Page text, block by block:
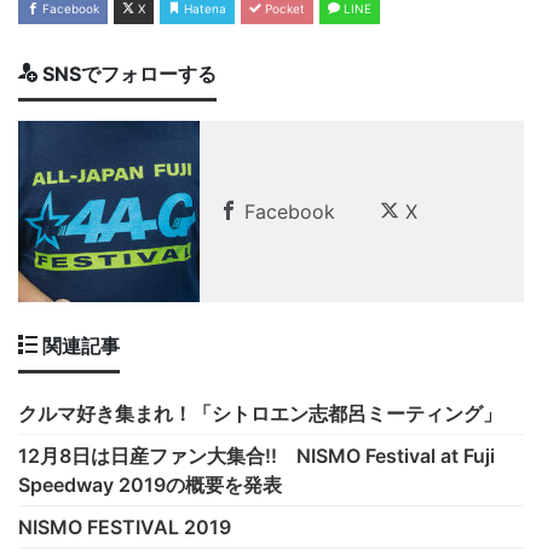
Facebook X Hatena Pocket LINE
SNSでフォローする
Facebook X
関連記事
クルマ好き集まれ！「シトロエン志都呂ミーティング」
12月8日は日産ファン大集合!! NISMO Festival at Fuji
Speedway 2019の概要を発表
NISMO FESTIVAL 2019